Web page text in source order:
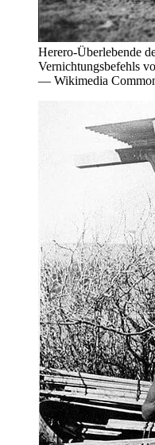
Herero-Überlebende
Vernichtungsbefehls
— Wikimedia